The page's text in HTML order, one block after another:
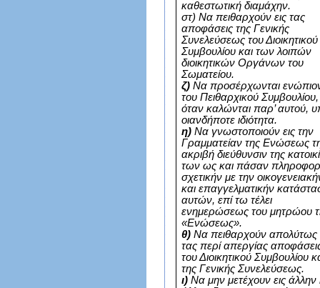
καθεστωτική διαμάχην.
στ) Να πειθαρχούν εις τας
αποφάσεις της Γενικής
Συνελεύσεως του Διοικητικού
Συμβουλίου και των λοιπών
διοικητικών Οργάνων του
Σωματείου.
ζ) Να προσέρχωνται
του Πειθαρχικού Συμβουλίου,
όταν καλώνται παρ’ αυτού,
οιανδήποτε ιδιότητα.
η) Να γνωστοποιούν εις την
Γραμματείαν της Ενώσεως
ακριβή διεύθυνσιν της
των ως και πάσαν
σχετικήν με την
και επαγγελματικήν
αυτών, επί τω τέλει
ενημερώσεως του μητρώου
«Ενώσεως».
θ) Να πειθαρχούν απολύτως
τας περί απεργίας
του Διοικητικού Συμβουλίου
της Γενικής Συνελεύσεως.
ι) Να μην μετέχουν εις άλλην